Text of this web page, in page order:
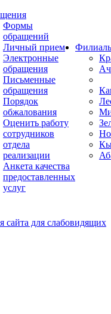
Формы
обращений
Личный прием
Электронные
обращения
Письменные
обращения
Порядок
обжалования
Оценить работу
сотрудников
отдела
реализации
Анкета качества
предоставленных
услуг
сайта для слабовидящих